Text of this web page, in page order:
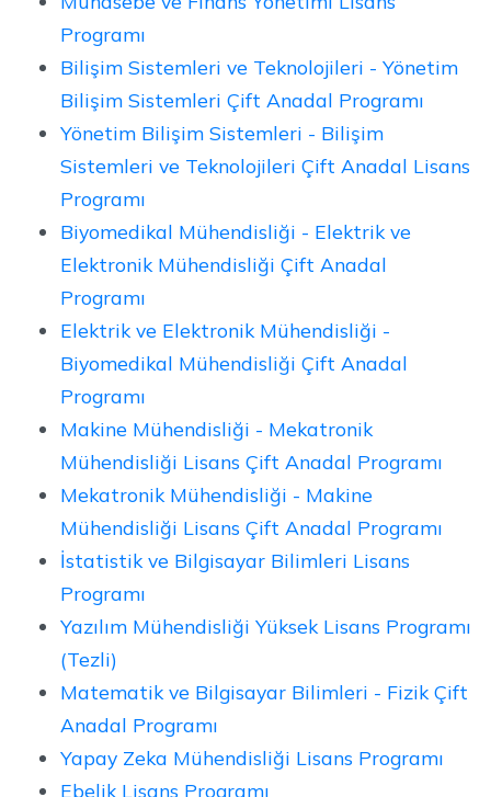
Programı
Bilişim Sistemleri ve Teknolojileri - Yönetim
Bilişim Sistemleri Çift Anadal Programı
Yönetim Bilişim Sistemleri - Bilişim
Sistemleri ve Teknolojileri Çift Anadal Lisans
Programı
Biyomedikal Mühendisliği - Elektrik ve
Elektronik Mühendisliği Çift Anadal
Programı
Elektrik ve Elektronik Mühendisliği -
Biyomedikal Mühendisliği Çift Anadal
Programı
Makine Mühendisliği - Mekatronik
Mühendisliği Lisans Çift Anadal Programı
Mekatronik Mühendisliği - Makine
Mühendisliği Lisans Çift Anadal Programı
İstatistik ve Bilgisayar Bilimleri Lisans
Programı
Yazılım Mühendisliği Yüksek Lisans Programı
(Tezli)
Matematik ve Bilgisayar Bilimleri - Fizik Çift
Anadal Programı
Yapay Zeka Mühendisliği Lisans Programı
Ebelik Lisans Programı